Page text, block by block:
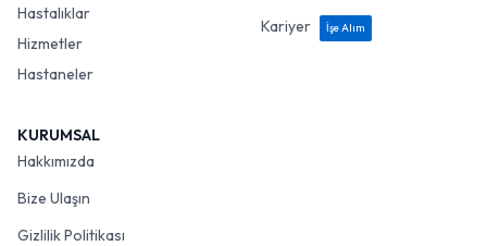
Hastalıklar
Hizmetler
Hastaneler
Kariyer
İşe Alım
KURUMSAL
Hakkımızda
Bize Ulaşın
Gizlilik Politikası